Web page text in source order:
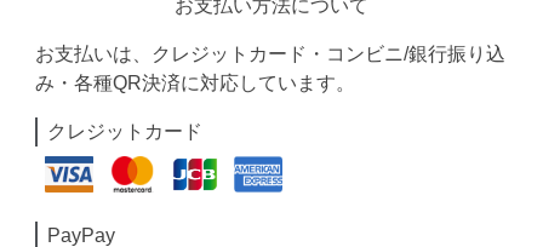
お支払い方法について
お支払いは、クレジットカード・コンビニ/銀行振り込
み・各種QR決済に対応しています。
クレジットカード
PayPay